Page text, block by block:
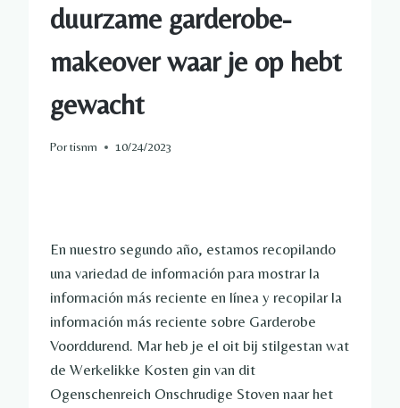
duurzame garderobe-
makeover waar je op hebt
gewacht
Portisnm 10/24/2023
En nuestro segundo año, estamos recopilando
una variedad de información para mostrar la
información más reciente en línea y recopilar la
información más reciente sobre Garderobe
Voorddurend. Mar heb je el oit bij stilgestan wat
de Werkelikke Kosten gin van dit
Ogenschenreich Onschrudige Stoven naar het